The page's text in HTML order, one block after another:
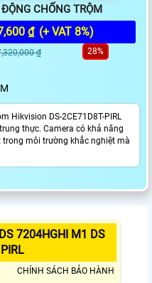
CHỐNG TRỘM
₫ (+ VAT 8%)
₫ 28%
Hikvision DS-2CE71D8T-PIRL
thực. Camera có khả năng
môi trường khắc nghiệt mà
7204HGHI M1 DS
CHÍNH SÁCH BẢO HÀNH